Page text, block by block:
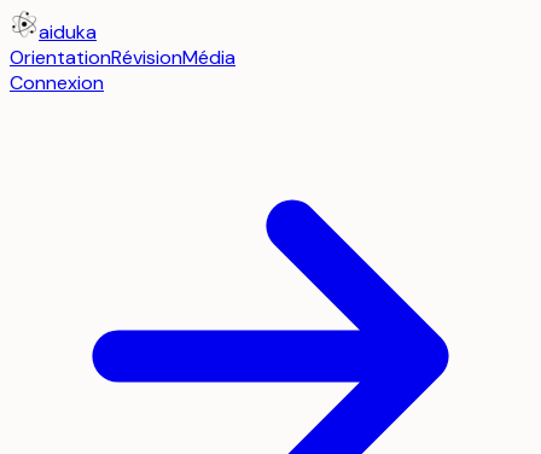
aiduka
OrientationRévisionMédia
Connexion